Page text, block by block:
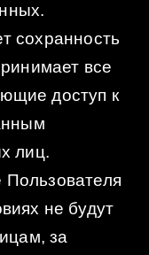
сохранность
все
доступ к
лиц.
не будут
за